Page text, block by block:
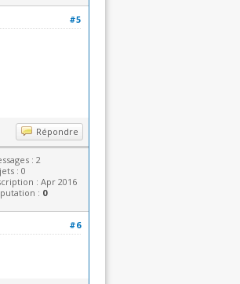
#5
Répondre
: 2
: 0
: Apr 2016
: 0
#6